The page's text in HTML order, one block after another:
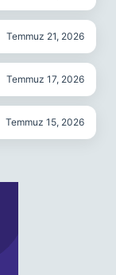
Temmuz 21, 2026
Temmuz 17, 2026
Temmuz 15, 2026